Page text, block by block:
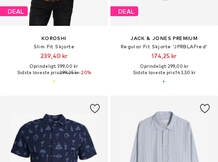
DEAL
KOROSHI
Slim Fit Skjorte
239,40 kr
Oprindeligt: 399,00 kr
Sidste laveste pris:299,25 kr-20%
DEAL
JACK & JONES PREMIUM
Regular Fit Skjorte 'JPRBLAFred'
174,25 kr
Oprindeligt: 299,00 kr
Sidste laveste pris:143,50 kr